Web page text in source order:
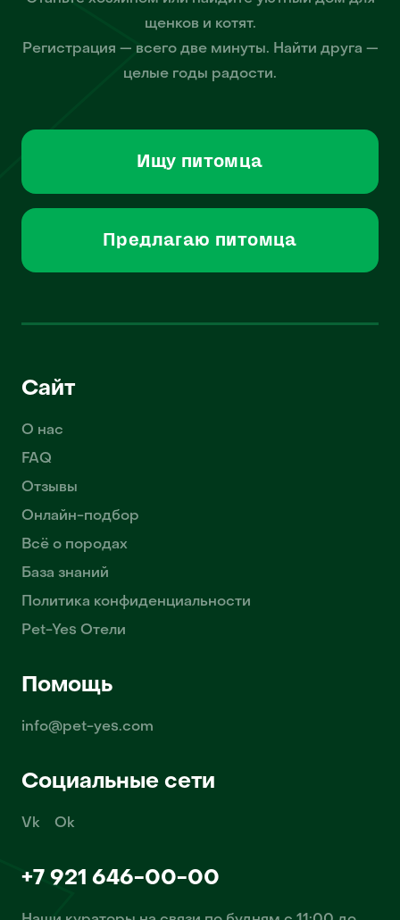
щенков и котят.
Регистрация — всего две минуты. Найти друга —
целые годы радости.
Ищу питомца
Предлагаю питомца
Сайт
О нас
FAQ
Отзывы
Онлайн-подбор
Всё о породах
База знаний
Политика конфиденциальности
Pet-Yes Отели
Помощь
info@pet-yes.com
Социальные сети
Vk Ok
+7 921 646-00-00